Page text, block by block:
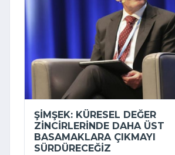
ŞIMŞEK: KÜRESEL DEĞER
ZINCIRLERINDE DAHA ÜST
BASAMAKLARA ÇIKMAYI
SÜRDÜRECEĞIZ